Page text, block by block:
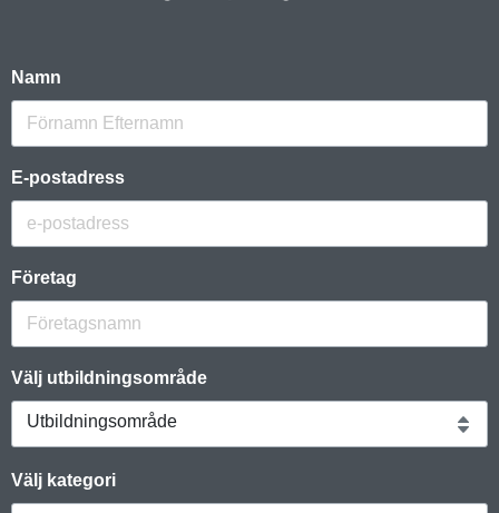
Namn
E-postadress
Företag
Välj utbildningsområde
Utbildningsområde
Välj kategori